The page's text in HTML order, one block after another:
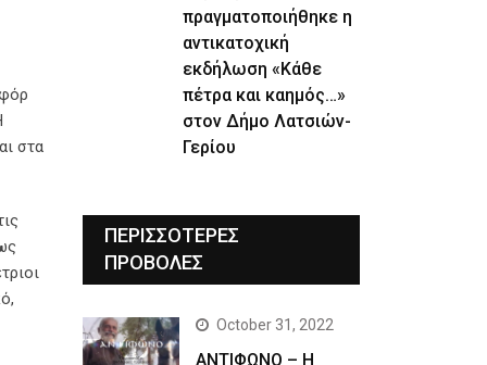
στα
πραγματοποιήθηκε η
αντικατοχική
εκδήλωση «Κάθε
πέτρα και καημός…»
στον Δήμο Λατσιών-
Γερίου
ΠΕΡΙΣΣΟΤΕΡΕΣ
ΠΡΟΒΟΛΕΣ
October 31, 2022
ΑΝΤΙΦΩΝΟ – Η